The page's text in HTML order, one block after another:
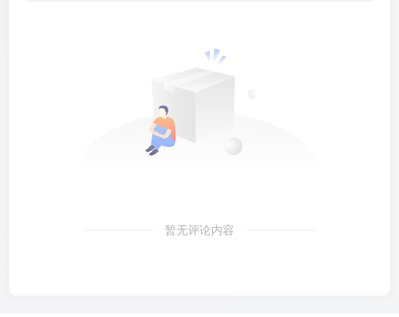
暂无评论内容